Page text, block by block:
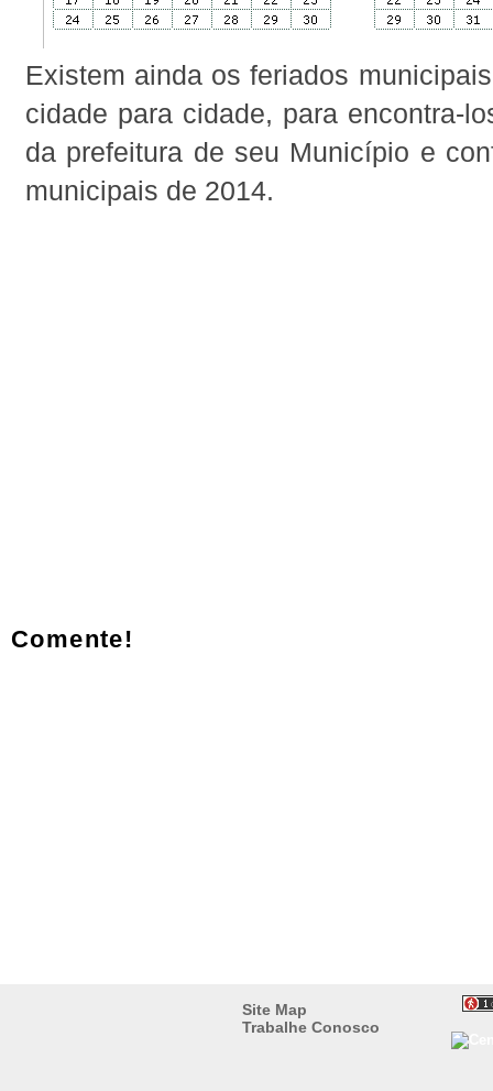
Existem ainda os feriados
cidade para cidade, para encontra-
da prefeitura de seu Município e
municipais de 2014.
Comente!
Site Map
Trabalhe Conosco